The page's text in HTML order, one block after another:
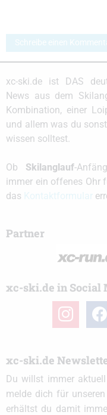
Schreibe einen
xc-ski.de ist DAS
News aus dem
Kombination, einer
und allem was du
wissen solltest.
Ob Skilanglauf-
immer ein offenes Ohr
das
Partner
xc-ski.de in Social
instagram
xc-ski.de
Du willst immer
melde dich für
erhältst du damit